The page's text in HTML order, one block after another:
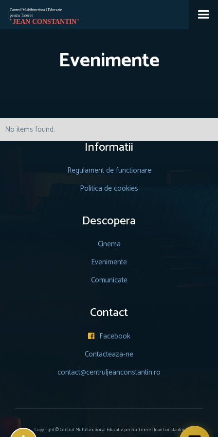
Evenimente
No items found.
Informatii
Regulament de functionare
Politica de cookies
Descopera
Cinema
Evenimente
Comunicate
Contact

Facebook
Contacteaza-ne
contact@centruljeanconstantin.ro
Copyright © Centrul Multifunctional Educativ pentru Tineret Jean Constantin